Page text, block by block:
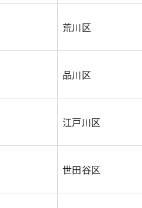
荒川区
品川区
江戸川区
世田谷区